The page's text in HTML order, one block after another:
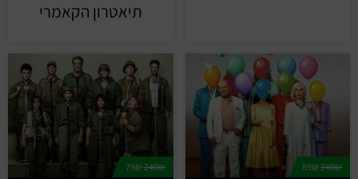
תיאטרון הקאמרי
240₪
240₪
79₪